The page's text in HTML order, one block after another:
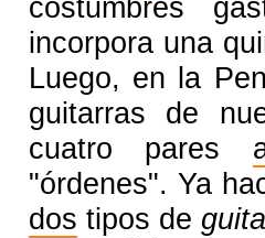
costumbres
incorpora una
Luego, en la
guitarras de
cuatro pares
"órdenes". Ya
dos tipos de